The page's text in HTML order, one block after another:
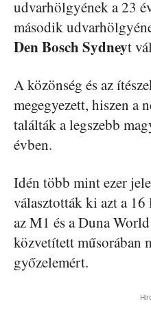
udvarhölgyének a 23
második
Den Bosch Sydneyt
A közönség és az
megegyezett, hiszen a
találták a legszebb
évben.
Idén több mint ezer
választották ki azt a 16
az M1 és a Duna
közvetített műsorában
győzelemért.